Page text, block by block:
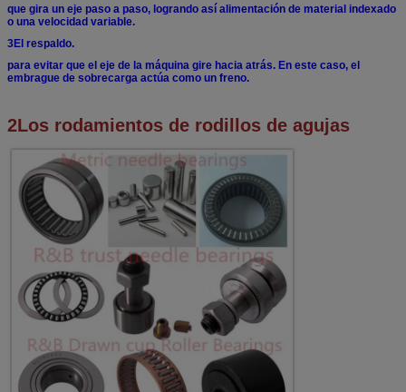
que gira un eje paso a paso, logrando así alimentación de material indexado
o una velocidad variable.
3El respaldo.
para evitar que el eje de la máquina gire hacia atrás. En este caso, el
embrague de sobrecarga actúa como un freno.
2Los rodamientos de rodillos de agujas